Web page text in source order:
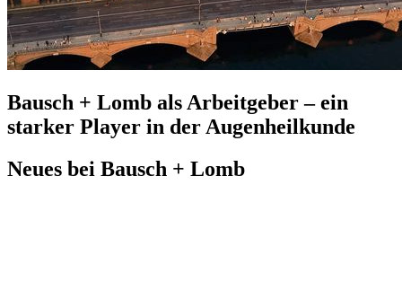
Bausch + Lomb als Arbeitgeber – ein
starker Player in der Augenheilkunde
Neues bei Bausch + Lomb